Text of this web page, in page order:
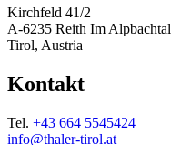
Kirchfeld 41/2
A-6235 Reith Im Alpbachtal
Tirol, Austria
Kontakt
Tel. +43 664 5545424
info@thaler-tirol.at